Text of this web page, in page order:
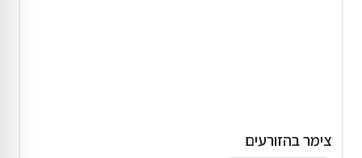
צימר בהזורעים